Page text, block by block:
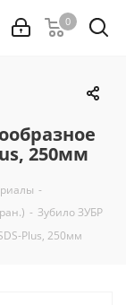
0
250мм
-
- Зубило ЗУБР
Plus, 250мм